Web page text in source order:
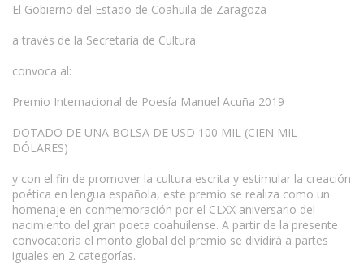
El Gobierno del Estado de Coahuila de Zaragoza
a través de la Secretaría de Cultura
convoca al:
Premio Internacional de Poesía Manuel Acuña 2019
DOTADO DE UNA BOLSA DE USD 100 MIL (CIEN MIL
DÓLARES)
y con el fin de promover la cultura escrita y estimular la creación
poética en lengua española, este premio se realiza como un
homenaje en conmemoración por el CLXX aniversario del
nacimiento del gran poeta coahuilense. A partir de la presente
convocatoria el monto global del premio se dividirá a partes
iguales en 2 categorías.